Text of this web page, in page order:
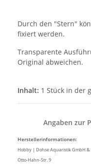
Durch den "Stern"
fixiert werden.
Transparente
Original abweichen.
Inhalt: 1 Stück in der
Angaben zur
Herstellerinformationen:
Hobby | Dohse Aquaristik GmbH &
Otto-Hahn-Str. 9